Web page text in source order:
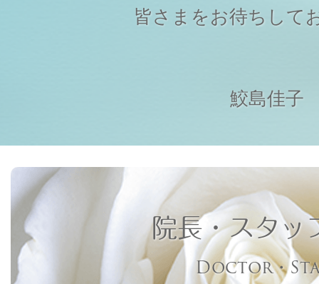
皆さまをお待ちして
鮫島佳子
院長・スタッ
Doctor・